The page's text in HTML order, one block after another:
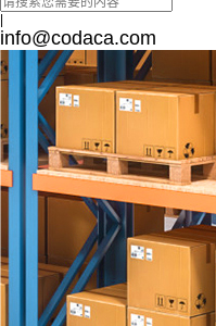
|
info@codaca.com